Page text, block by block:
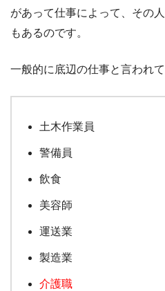
があって仕事によって、その
もあるのです。
一般的に底辺の仕事と言われ
土木作業員
警備員
飲食
美容師
運送業
製造業
介護職